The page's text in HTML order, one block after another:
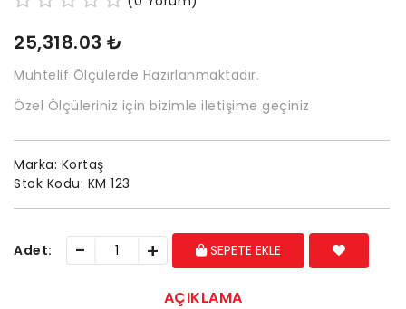
25,318.03 ₺
Muhtelif Ölçülerde Hazırlanmaktadır.
Özel Ölçüleriniz için bizimle iletişime geçiniz
Marka: Kortaş
Stok Kodu: KM 123
Adet: - + SEPETE EKLE
AÇIKLAMA